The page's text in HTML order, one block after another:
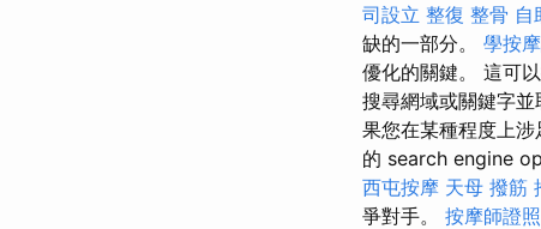
司設立 整復 整骨 自
缺的一部分。 學按
優化的關鍵。 這可
搜尋網域或關鍵字
果您在某種程度上
的 search engine
西屯按摩 天母 撥筋
爭對手。 按摩師證照